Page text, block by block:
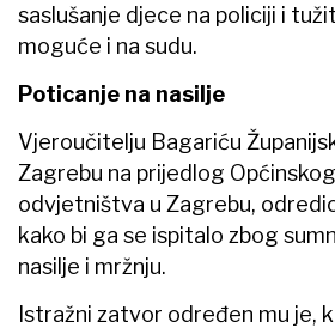
saslušanje djece na policiji i
moguće i na sudu.
Poticanje na nasilje
Vjeroučitelju Bagariću
Zagrebu na prijedlog
odvjetništva u Zagrebu,
kako bi ga se ispitalo zbog
nasilje i mržnju.
Istražni zatvor određen mu je,